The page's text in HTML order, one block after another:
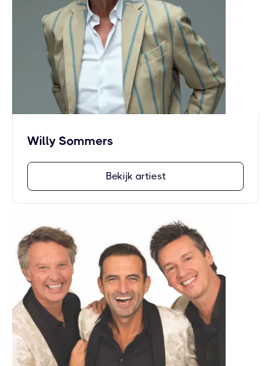
Willy Sommers
Bekijk artiest